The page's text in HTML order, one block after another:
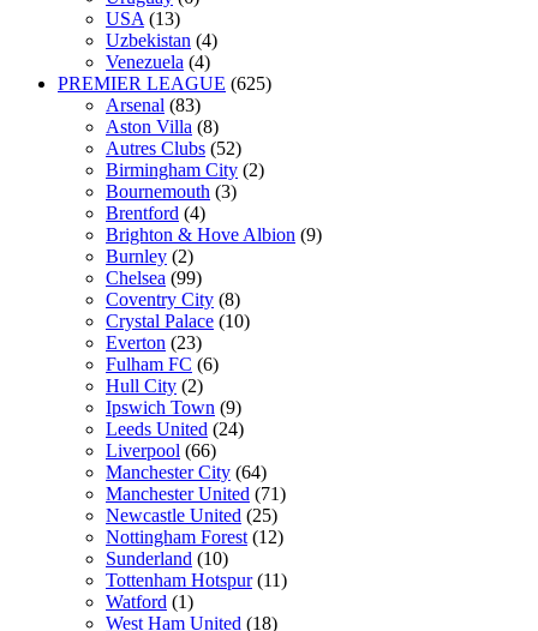
USA (13)
Uzbekistan (4)
Venezuela (4)
PREMIER LEAGUE (625)
Arsenal (83)
Aston Villa (8)
Autres Clubs (52)
Birmingham City (2)
Bournemouth (3)
Brentford (4)
Brighton & Hove Albion (9)
Burnley (2)
Chelsea (99)
Coventry City (8)
Crystal Palace (10)
Everton (23)
Fulham FC (6)
Hull City (2)
Ipswich Town (9)
Leeds United (24)
Liverpool (66)
Manchester City (64)
Manchester United (71)
Newcastle United (25)
Nottingham Forest (12)
Sunderland (10)
Tottenham Hotspur (11)
Watford (1)
West Ham United (18)